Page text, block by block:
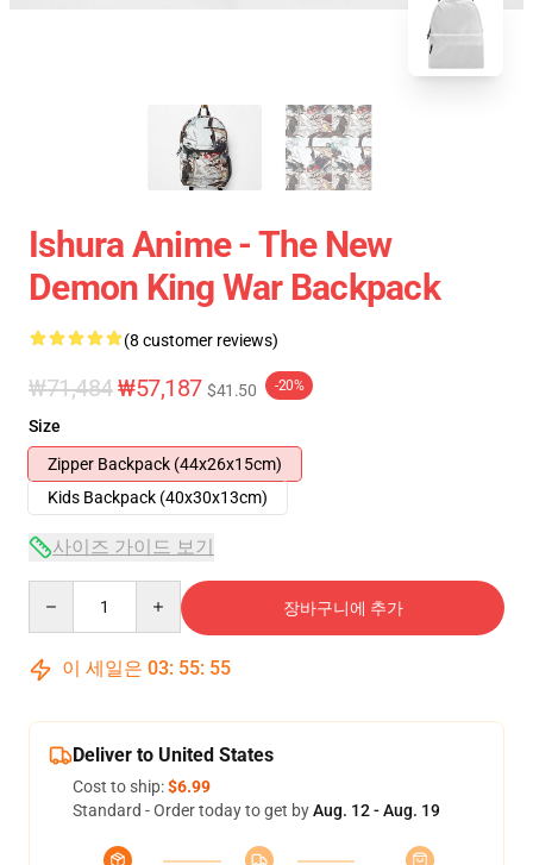
Ishura Anime - The New
Demon King War Backpack
(8 customer reviews)
₩71,484₩57,187 $41.50 -20%
Size
Zipper Backpack (44x26x15cm)
Kids Backpack (40x30x13cm)
사이즈 가이드 보기
장바구니에 추가
이 세일은 03: 55: 54
Deliver to United States
Cost to ship:$6.99
Standard - Order today to get byAug. 12 - Aug. 19